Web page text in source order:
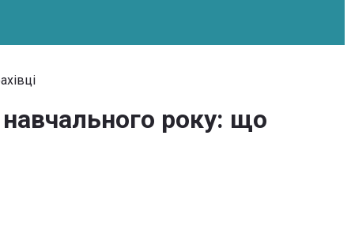
навчального року: що